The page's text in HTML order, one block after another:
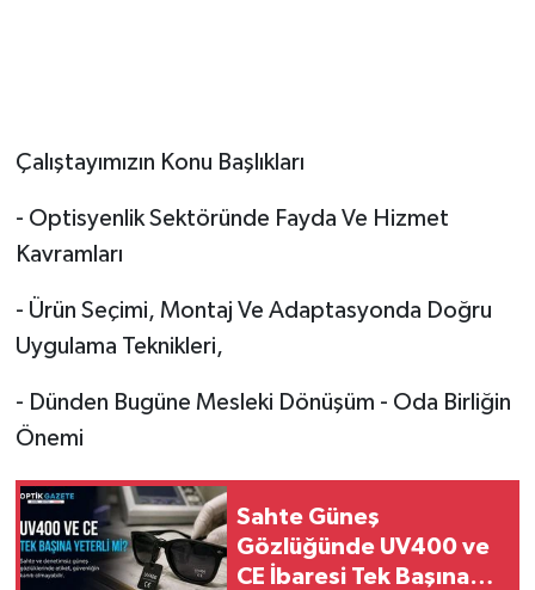
Çalıştayımızın Konu Başlıkları
- Optisyenlik Sektöründe Fayda Ve Hizmet
Kavramları
- Ürün Seçimi, Montaj Ve Adaptasyonda Doğru
Uygulama Teknikleri,
- Dünden Bugüne Mesleki Dönüşüm - Oda Birliğin
Önemi
Sahte Güneş
Gözlüğünde UV400 ve
CE İbaresi Tek Başına